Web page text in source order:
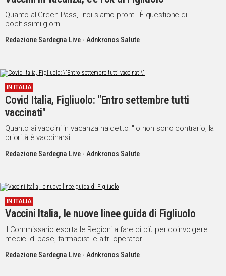
Quanto al Green Pass, "noi siamo pronti. È questione di
pochissimi giorni"
Redazione Sardegna Live - Adnkronos Salute
IN ITALIA
Covid Italia, Figliuolo: "Entro settembre tutti
vaccinati"
Quanto ai vaccini in vacanza ha detto: "Io non sono contrario, la
priorità è vaccinarsi"
Redazione Sardegna Live - Adnkronos Salute
IN ITALIA
Vaccini Italia, le nuove linee guida di Figliuolo
Il Commissario esorta le Regioni a fare di più per coinvolgere
medici di base, farmacisti e altri operatori
Redazione Sardegna Live - Adnkronos Salute